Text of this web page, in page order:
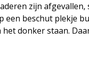
zijn
een beschut plekje
donker staan.